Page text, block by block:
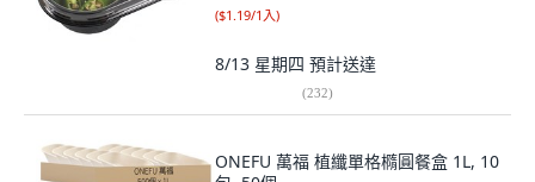
($1.19/1入)
8/13 星期四 預計送達
(232)
ONEFU 萬福 植纖單格橢圓餐盒 1L, 10